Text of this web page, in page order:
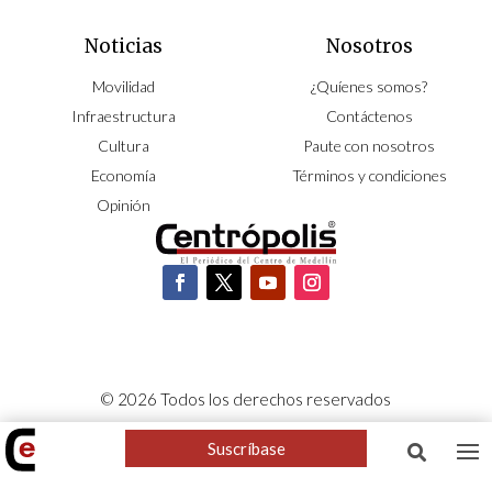
Noticias
Movilidad
Infraestructura
Cultura
Economía
Opinión
Nosotros
¿Quíenes somos?
Contáctenos
Paute con nosotros
Términos y condiciones
© 2026 Todos los derechos reservados
CORPOCENTRO | Hecho con pasión porNeoCiclo
Suscríbase
